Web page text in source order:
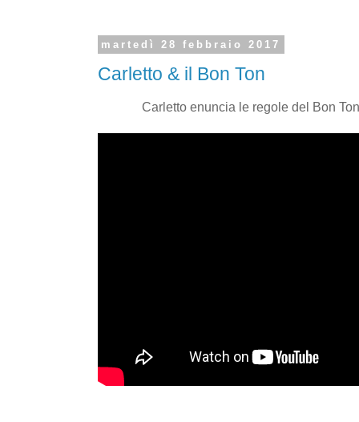
martedì 28 febbraio 2017
Carletto & il Bon Ton
Carletto enuncia le regole del Bon